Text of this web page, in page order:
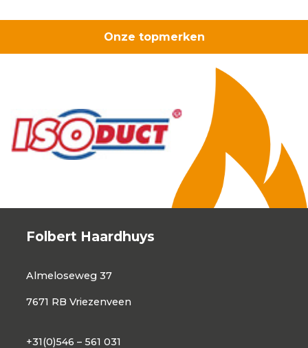
Onze topmerken
Folbert Haardhuys
Almeloseweg 37
7671 RB Vriezenveen
+31(0)546 – 561 031